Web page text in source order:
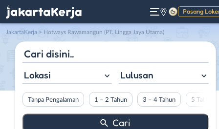
Pasang
Gelap
JakartaKerja > Hotways Rawamangun (PT. Lingga Jaya Utama)
Lokasi Lulusan
Tanpa Pengalaman 1 – 2 Tahun 3 – 4 Tahun 5 Tahun